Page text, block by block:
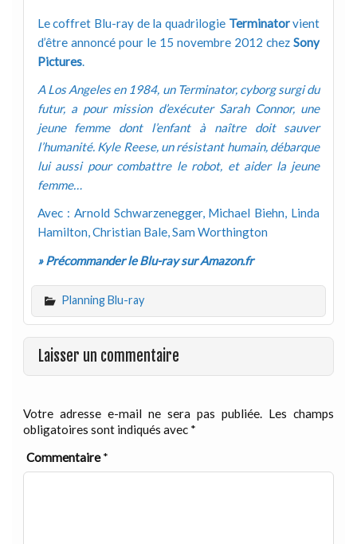
Le coffret Blu-ray de la quadrilogie Terminatorvient
d’être annoncé pour le 15 novembre 2012 chezSony
Pictures.
A Los Angeles en 1984, un Terminator, cyborg surgi du
futur, a pour mission d’exécuter Sarah Connor, une
jeune femme dont l’enfant à naître doit sauver
l’humanité. Kyle Reese, un résistant humain, débarque
lui aussi pour combattre le robot, et aider la jeune
femme…
Avec : Arnold Schwarzenegger, Michael Biehn, Linda
Hamilton, Christian Bale, Sam Worthington
» Précommander le Blu-ray sur Amazon.fr
Planning Blu-ray
Laisser un commentaire
Votre adresse e-mail ne sera pas publiée. Les champs
obligatoires sont indiqués avec *
Commentaire*